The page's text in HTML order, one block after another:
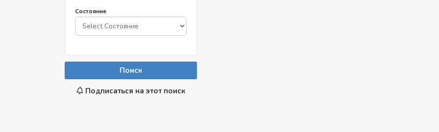
Состояние
Поиск
Подписаться на этот поиск